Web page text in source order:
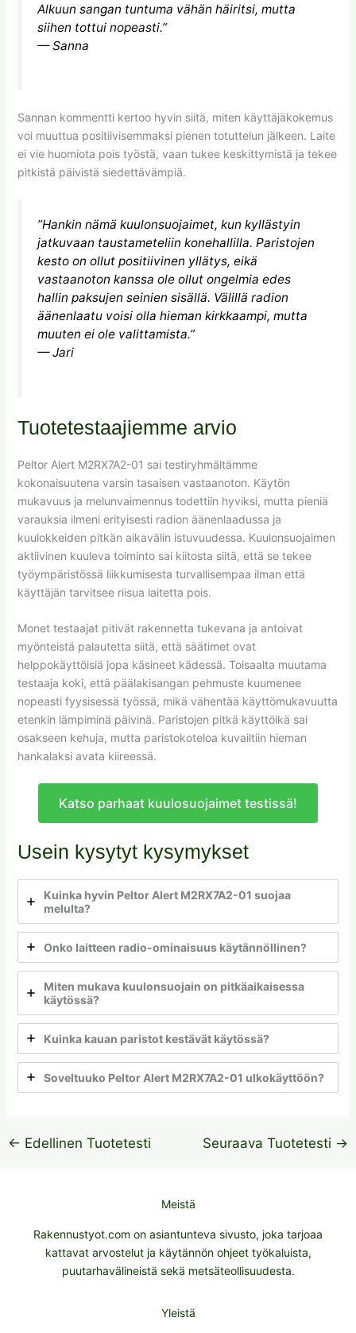
Alkuun sangan tuntuma vähän häiritsi, mutta
siihen tottui nopeasti.”
— Sanna
Sannan kommentti kertoo hyvin siitä, miten käyttäjäkokemus
voi muuttua positiivisemmaksi pienen totuttelun jälkeen. Laite
ei vie huomiota pois työstä, vaan tukee keskittymistä ja tekee
pitkistä päivistä siedettävämpiä.
”Hankin nämä kuulonsuojaimet, kun kyllästyin
jatkuvaan taustameteliin konehallilla. Paristojen
kesto on ollut positiivinen yllätys, eikä
vastaanoton kanssa ole ollut ongelmia edes
hallin paksujen seinien sisällä. Välillä radion
äänenlaatu voisi olla hieman kirkkaampi, mutta
muuten ei ole valittamista.”
— Jari
Tuotetestaajiemme arvio
Peltor Alert M2RX7A2-01 sai testiryhmältämme
kokonaisuutena varsin tasaisen vastaanoton. Käytön
mukavuus ja melunvaimennus todettiin hyviksi, mutta pieniä
varauksia ilmeni erityisesti radion äänenlaadussa ja
kuulokkeiden pitkän aikavälin istuvuudessa. Kuulonsuojaimen
aktiivinen kuuleva toiminto sai kiitosta siitä, että se tekee
työympäristössä liikkumisesta turvallisempaa ilman että
käyttäjän tarvitsee riisua laitetta pois.
Monet testaajat pitivät rakennetta tukevana ja antoivat
myönteistä palautetta siitä, että säätimet ovat
helppokäyttöisiä jopa käsineet kädessä. Toisaalta muutama
testaaja koki, että päälakisangan pehmuste kuumenee
nopeasti fyysisessä työssä, mikä vähentää käyttömukavuutta
etenkin lämpiminä päivinä. Paristojen pitkä käyttöikä sai
osakseen kehuja, mutta paristokoteloa kuvailtiin hieman
hankalaksi avata kiireessä.
Katso parhaat kuulosuojaimet testissä!
Usein kysytyt kysymykset
Kuinka hyvin Peltor Alert M2RX7A2-01 suojaa
melulta?
Onko laitteen radio-ominaisuus käytännöllinen?
Miten mukava kuulonsuojain on pitkäaikaisessa
käytössä?
Kuinka kauan paristot kestävät käytössä?
Soveltuuko Peltor Alert M2RX7A2-01 ulkokäyttöön?
← Edellinen Tuotetesti Seuraava Tuotetesti →
Meistä
Rakennustyot.com on asiantunteva sivusto, joka tarjoaa
kattavat arvostelut ja käytännön ohjeet työkaluista,
puutarhavälineistä sekä metsäteollisuudesta.
Yleistä